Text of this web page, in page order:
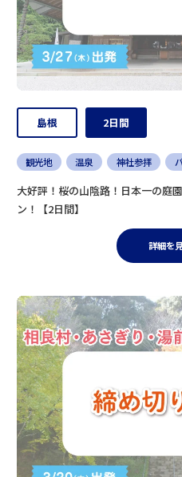
島根 2日間
観光地 温泉 神社参拝
大好評！桜の山陰路！日本一の庭
ン！【2日間】
詳細を